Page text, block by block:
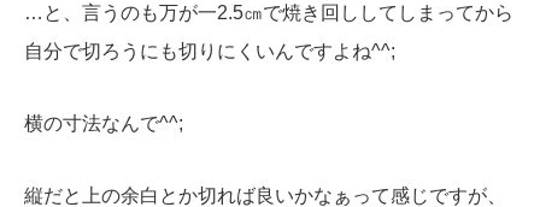
…と、言うのも万が一2.5㎝で焼き回ししてしまってから
自分で切ろうにも切りにくいんですよね^^;
横の寸法なんで^^;
縦だと上の余白とか切れば良いかなぁって感じですが、